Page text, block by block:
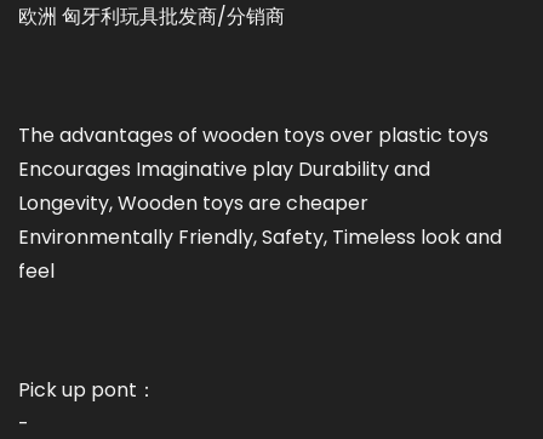
欧洲 匈牙利玩具批发商/分销商
The advantages of wooden toys over plastic toys
Encourages Imaginative play Durability and
Longevity, Wooden toys are cheaper
Environmentally Friendly, Safety, Timeless look and
feel
Pick up pont：
-